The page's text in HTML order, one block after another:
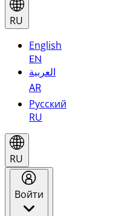
RU
English
EN
العربية
AR
Русский
RU
RU
Войти